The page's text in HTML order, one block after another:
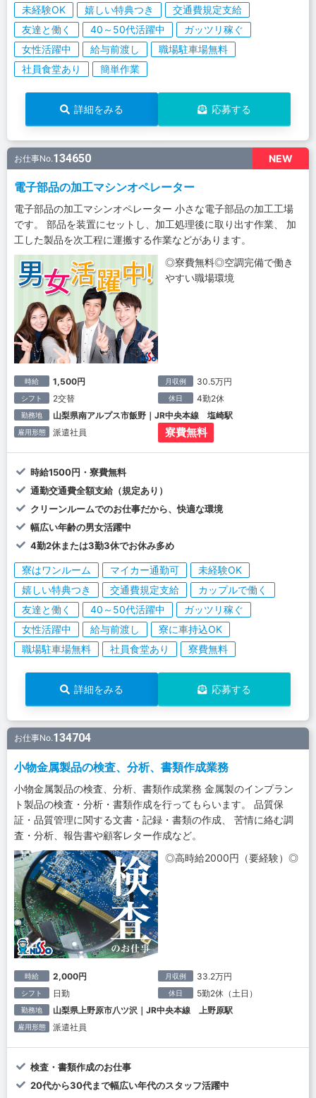
未経験OK
嬉しい特典つき
交通費規定支給
友達と働く
40～50代活躍中
ガッツリ稼ぐ
女性活躍中
給与前渡し
職場駐車場無料
社員食堂あり
簡単作業
詳細をみる 応募する
NEW
お仕事No.134650
電子部品の加工マシンオペレーター
電子部品の加工マシンオペレーター 小さな電子部品の加工工場
です。 部品を装置にセットし、加工処理後に取り出す作業、 加
工した製品を次工程に運搬する作業などがあります。
◎寮費無料◎空調完備で働き
やすい職場環境
時給 1,500円 月収例 30.5万円
シフト 2交替 休日 4勤2休
勤務地 山梨県南アルプス市飯野｜JR中央本線 塩崎駅
雇用形態 派遣社員 寮費無料
時給1500円・寮費無料
通勤交通費全額支給（規定あり）
クリーンルームでのお仕事だから、快適な環境
幅広い年齢の男女活躍中
4勤2休または3勤3休でお休み多め
寮はワンルーム マイカー通勤可
未経験OK
嬉しい特典つき
交通費規定支給
カップルで働く
友達と働く
40～50代活躍中
ガッツリ稼ぐ
女性活躍中
給与前渡し
寮に車持込OK
職場駐車場無料
社員食堂あり 寮費無料
詳細をみる 応募する
お仕事No.134704
小物金属製品の検査、分析、書類作成業務
小物金属製品の検査、分析、書類作成業務 金属製のインプラン
ト製品の検査・分析・書類作成を行ってもらいます。 品質保
証・品質管理に関する文書・記録・書類の作成、 苦情に絡む調
査・分析、報告書や顧客レター作成など。
◎高時給2000円（要経験）◎
時給 2,000円 月収例 33.2万円
シフト 日勤 休日 5勤2休（土日）
勤務地 山梨県上野原市八ツ沢｜JR中央本線 上野原駅
雇用形態 派遣社員
検査・書類作成のお仕事
20代から30代まで幅広い年代のスタッフ活躍中